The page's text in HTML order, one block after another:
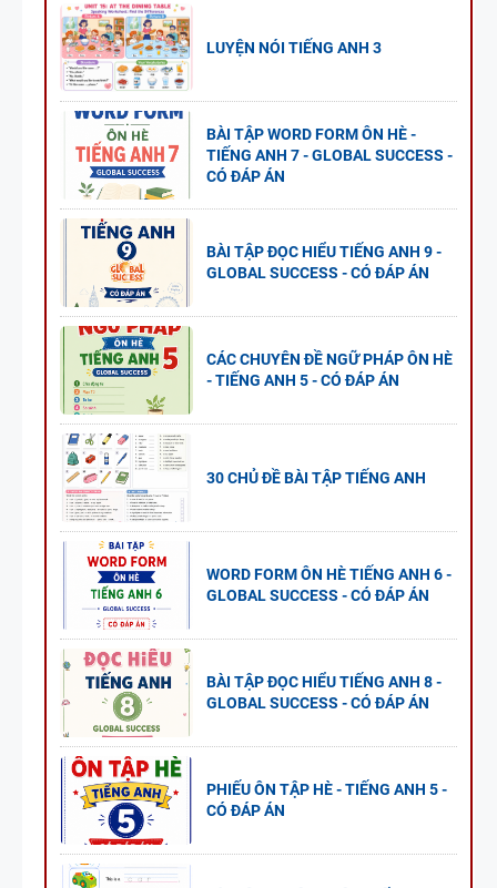
LUYỆN NÓI TIẾNG ANH 3
BÀI TẬP WORD FORM ÔN HÈ -
TIẾNG ANH 7 - GLOBAL SUCCESS -
CÓ ĐÁP ÁN
BÀI TẬP ĐỌC HIỂU TIẾNG ANH 9 -
GLOBAL SUCCESS - CÓ ĐÁP ÁN
CÁC CHUYÊN ĐỀ NGỮ PHÁP ÔN HÈ
- TIẾNG ANH 5 - CÓ ĐÁP ÁN
30 CHỦ ĐỀ BÀI TẬP TIẾNG ANH
WORD FORM ÔN HÈ TIẾNG ANH 6 -
GLOBAL SUCCESS - CÓ ĐÁP ÁN
BÀI TẬP ĐỌC HIỂU TIẾNG ANH 8 -
GLOBAL SUCCESS - CÓ ĐÁP ÁN
PHIẾU ÔN TẬP HÈ - TIẾNG ANH 5 -
CÓ ĐÁP ÁN